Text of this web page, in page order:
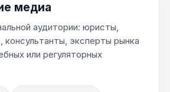
медиа
аудитории: юристы,
консультанты, эксперты рынка
или регуляторных